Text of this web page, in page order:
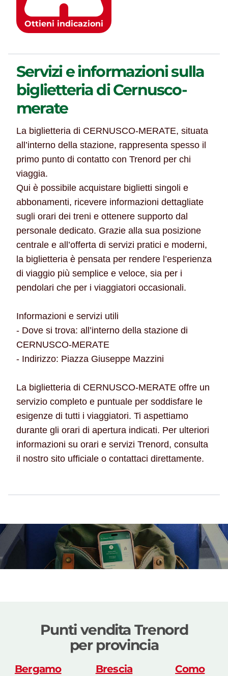
Ottieni indicazioni
Servizi e informazioni sulla
biglietteria di Cernusco-
merate
La biglietteria di CERNUSCO-MERATE, situata
all’interno della stazione, rappresenta spesso il
primo punto di contatto con Trenord per chi
viaggia.
Qui è possibile acquistare biglietti singoli e
abbonamenti, ricevere informazioni dettagliate
sugli orari dei treni e ottenere supporto dal
personale dedicato. Grazie alla sua posizione
centrale e all’offerta di servizi pratici e moderni,
la biglietteria è pensata per rendere l’esperienza
di viaggio più semplice e veloce, sia per i
pendolari che per i viaggiatori occasionali.
Informazioni e servizi utili
- Dove si trova: all’interno della stazione di
CERNUSCO-MERATE
- Indirizzo: Piazza Giuseppe Mazzini
La biglietteria di CERNUSCO-MERATE offre un
servizio completo e puntuale per soddisfare le
esigenze di tutti i viaggiatori. Ti aspettiamo
durante gli orari di apertura indicati. Per ulteriori
informazioni su orari e servizi Trenord, consulta
il nostro sito ufficiale o contattaci direttamente.
Punti vendita Trenord
per provincia
Bergamo Brescia Como